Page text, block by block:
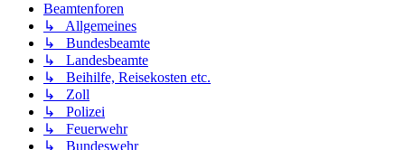
Beamtenforen
↳ Allgemeines
↳ Bundesbeamte
↳ Landesbeamte
↳ Beihilfe, Reisekosten etc.
↳ Zoll
↳ Polizei
↳ Feuerwehr
↳ Bundeswehr